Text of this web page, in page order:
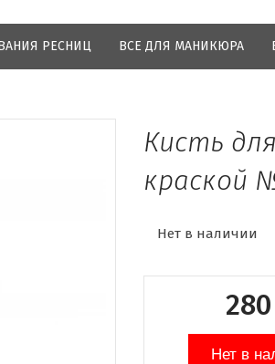
РЕСНИЦ ВСЕ ДЛЯ МАНИКЮРА
Кисть
краской
Нет в наличии
280
Нет в